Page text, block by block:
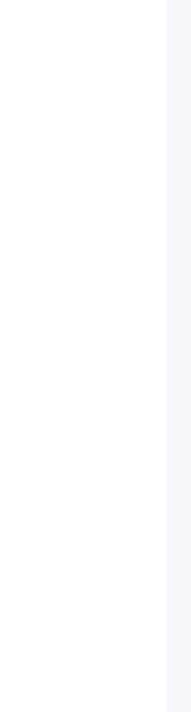
с плотностью
животных
почти 2 км,